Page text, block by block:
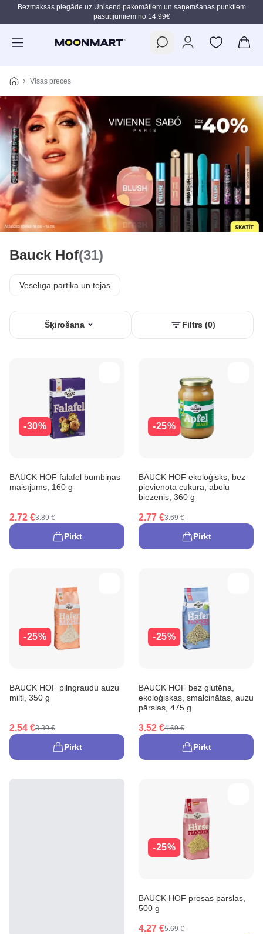
Pāriet uz galveno saturu
Bezmaksas piegāde uz Unisend pakomātiem un saņemšanas punktiem
pasūtījumiem no 14.99€
Visas preces
Bauck Hof(31)
Veselīga pārtika un tējas
Šķirošana Filtrs (0)
-30%
BAUCK HOF falafel bumbiņas
maisījums, 160 g
2.72 €3.89 €
Pirkt
-25%
BAUCK HOF ekoloģisks, bez
pievienota cukura, ābolu
biezenis, 360 g
2.77 €3.69 €
Pirkt
-25%
BAUCK HOF pilngraudu auzu
milti, 350 g
2.54 €3.39 €
Pirkt
-25%
BAUCK HOF bez glutēna,
ekoloģiskas, smalcinātas, auzu
pārslas, 475 g
3.52 €4.69 €
Pirkt
-25%
BAUCK HOF prosas pārslas,
500 g
4.27 €5.69 €